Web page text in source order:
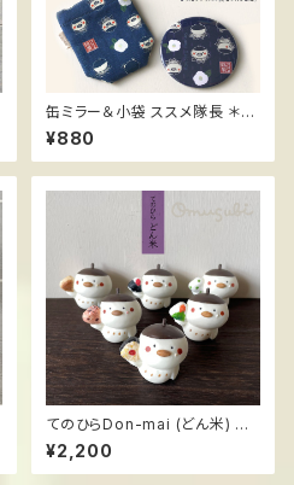
缶ミラー＆小袋 ススメ隊長 ＊和
柄
¥880
てのひらDon-mai (どん米) ＊
おむすび ハンドメイドフィギュ
ア ススメ隊長
¥2,200